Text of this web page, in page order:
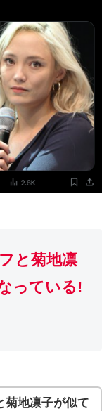
と菊地凛
っている!
菊地凛子が似て